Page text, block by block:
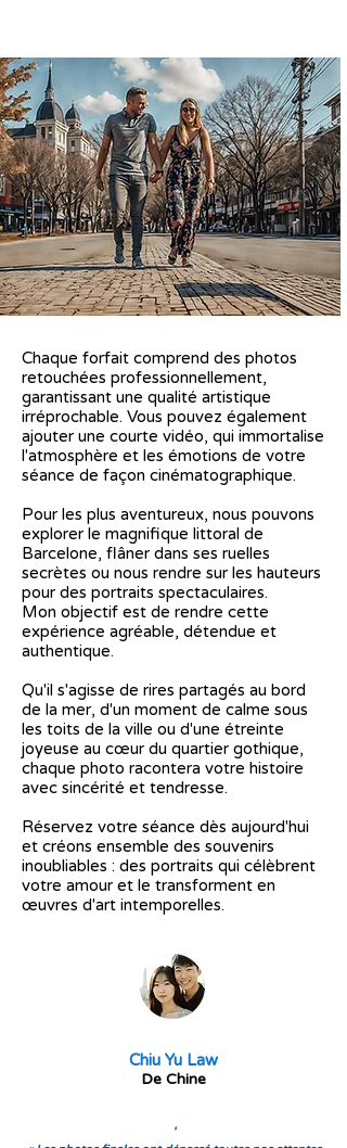
Chaque forfait comprend des photos
retouchées professionnellement,
garantissant une qualité artistique
irréprochable. Vous pouvez également
ajouter une courte vidéo, qui immortalise
l'atmosphère et les émotions de votre
séance de façon cinématographique.
Pour les plus aventureux, nous pouvons
explorer le magnifique littoral de
Barcelone, flâner dans ses ruelles
secrètes ou nous rendre sur les hauteurs
pour des portraits spectaculaires.
Mon objectif est de rendre cette
expérience agréable, détendue et
authentique.
Qu'il s'agisse de rires partagés au bord
de la mer, d'un moment de calme sous
les toits de la ville ou d'une étreinte
joyeuse au cœur du quartier gothique,
chaque photo racontera votre histoire
avec sincérité et tendresse.
Réservez votre séance dès aujourd'hui
et créons ensemble des souvenirs
inoubliables : des portraits qui célèbrent
votre amour et le transforment en
œuvres d'art intemporelles.
Chiu Yu Law
De Chine